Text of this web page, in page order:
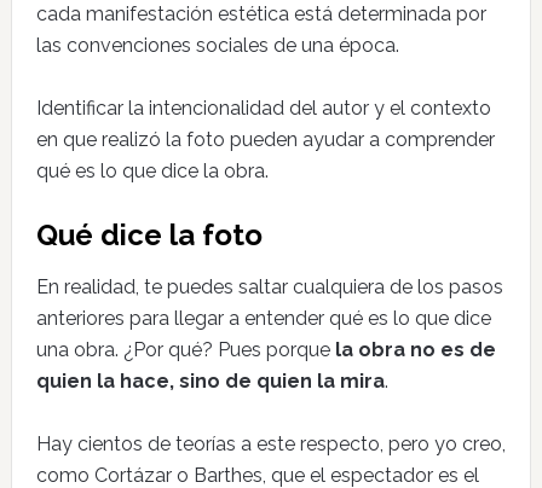
cada manifestación estética está determinada por
las convenciones sociales de una época.
Identificar la intencionalidad del autor y el contexto
en que realizó la foto pueden ayudar a comprender
qué es lo que dice la obra.
Qué dice la foto
En realidad, te puedes saltar cualquiera de los pasos
anteriores para llegar a entender qué es lo que dice
una obra. ¿Por qué? Pues porque la obra no es de
quien la hace, sino de quien la mira.
Hay cientos de teorías a este respecto, pero yo creo,
como Cortázar o Barthes, que el espectador es el